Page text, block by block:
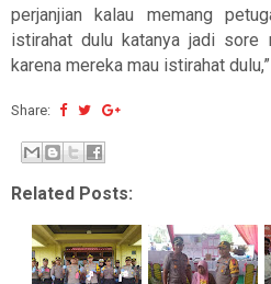
perjanjian kalau memang
istirahat dulu katanya jadi sore
karena mereka mau istirahat
Share:
Related Posts: